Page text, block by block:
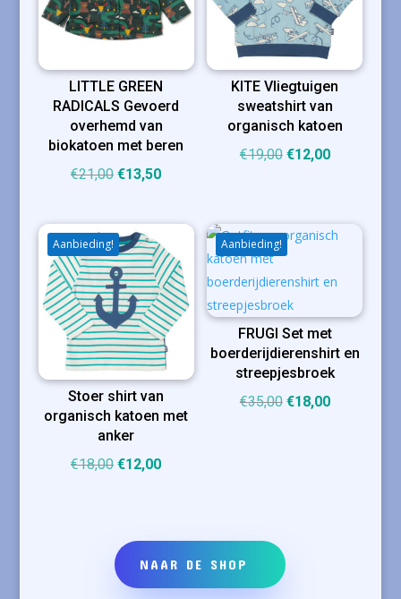
LITTLE GREEN
RADICALS Gevoerd
overhemd van
biokatoen met beren
€21,00 Oorspronkelijke
was:
€21,00.
€13,50Huidige
is:
€13,50.
KITE Vliegtuigen
sweatshirt van
organisch katoen
€19,00 Oorspronkelijke
€12,00Huidige
Aanbieding!
Stoer shirt van
organisch katoen met
anker
€18,00 Oorspronkelijke
€12,00Huidige
Aanbieding!
FRUGI Set met
boerderijdierenshirt en
streepjesbroek
€35,00 Oorspronkelijke
€18,00Huidige
NAAR DE SHOP